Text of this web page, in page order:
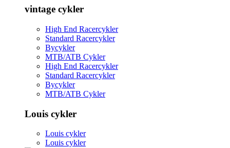
vintage cykler
High End Racercykler
Standard Racercykler
Bycykler
MTB/ATB Cykler
High End Racercykler
Standard Racercykler
Bycykler
MTB/ATB Cykler
Louis cykler
Louis cykler
Louis cykler